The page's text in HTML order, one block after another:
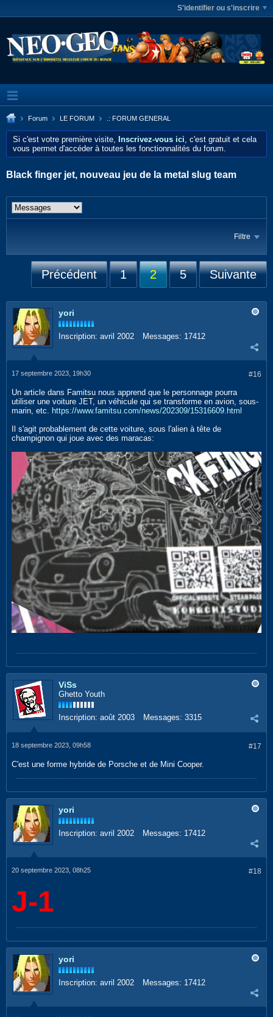
S'identifier ou s'inscrire
Forum LE FORUM .: FORUM GENERAL
Si c'est votre première visite, Inscrivez-vous ici, c'est gratuit et cela
vous permet d'accéder à toutes les fonctionnalités du forum.
Black finger jet, nouveau jeu de la metal slug team
Filtre
Précédent 1 2 5 Suivante
yori
Inscription: avril 2002 Messages: 17412
#16
17 septembre 2023, 19h30
Un article dans Famitsu nous apprend que le personnage pourra
utiliser une voiture JET, un véhicule qui se transforme en avion, sous-
marin, etc. https://www.famitsu.com/news/202309/15316609.html
Il s'agit probablement de cette voiture, sous l'alien à tête de
champignon qui joue avec des maracas:
ViSs
Ghetto Youth
Inscription: août 2003 Messages: 3315
#17
18 septembre 2023, 09h58
C'est une forme hybride de Porsche et de Mini Cooper.
yori
Inscription: avril 2002 Messages: 17412
#18
20 septembre 2023, 08h25
J-1
yori
Inscription: avril 2002 Messages: 17412